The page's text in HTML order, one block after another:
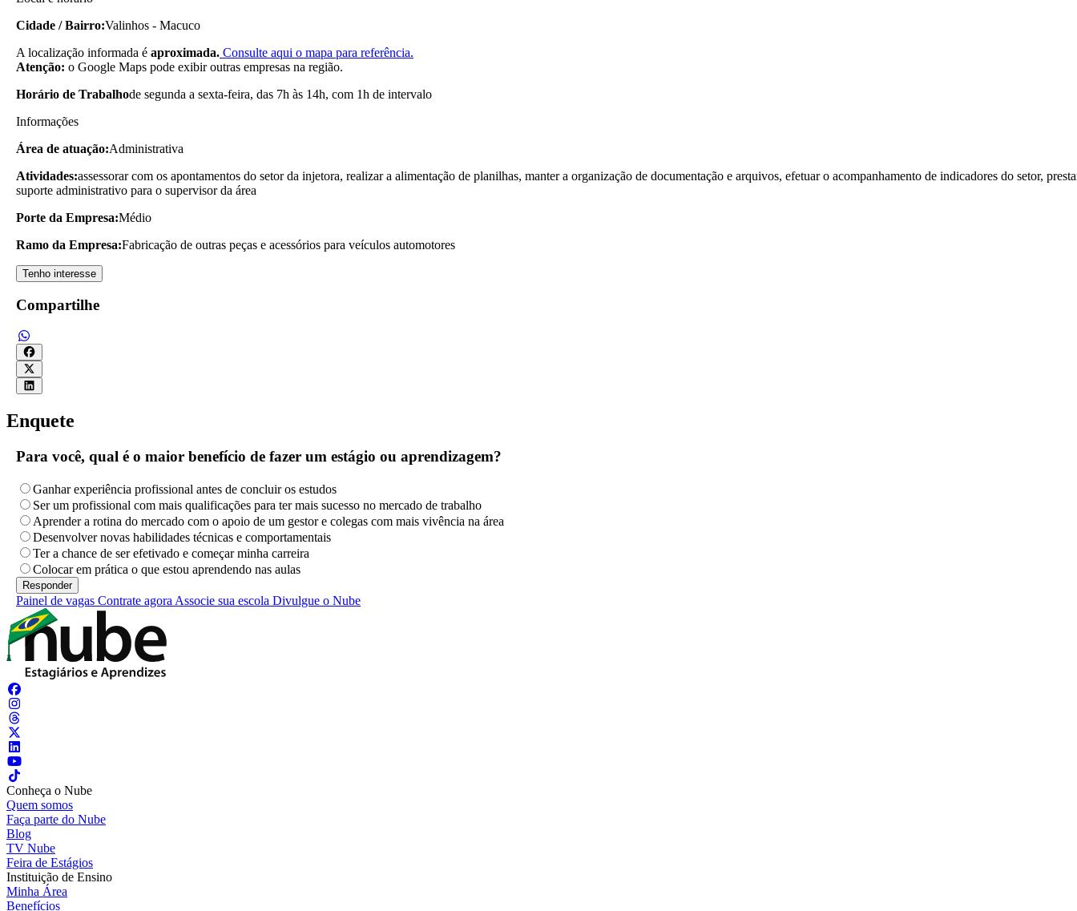
Cidade / Bairro:Valinhos - Macuco
A localização informada é aproximada. Consulte aqui o mapa para referência.
Atenção: o Google Maps pode exibir outras empresas na região.
Horário de Trabalhode segunda a sexta-feira, das 7h às 14h, com 1h de intervalo
Informações
Área de atuação:Administrativa
Atividades:assessorar com os apontamentos do setor da injetora, realizar a alimentação de planilhas, manter a organização de documentação e arquivos, efetuar o acompanhamento de indicadores do setor,
suporte administrativo para o supervisor da área
Porte da Empresa:Médio
Ramo da Empresa:Fabricação de outras peças e acessórios para veículos automotores
Tenho interesse
Compartilhe
Enquete
Para você, qual é o maior benefício de fazer um estágio ou aprendizagem?
Ganhar experiência profissional antes de concluir os estudos
Ser um profissional com mais qualificações para ter mais sucesso no mercado de trabalho
Aprender a rotina do mercado com o apoio de um gestor e colegas com mais vivência na área
Desenvolver novas habilidades técnicas e comportamentais
Ter a chance de ser efetivado e começar minha carreira
Colocar em prática o que estou aprendendo nas aulas
Painel de vagas Contrate agora Associe sua escola Divulgue o Nube
Conheça o Nube
Quem somos
Faça parte do Nube
Blog
TV Nube
Feira de Estágios
Instituição de Ensino
Minha Área
Benefícios